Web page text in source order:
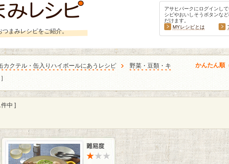
つまみレシピをご紹介。
アサヒパークにログインし
シピやおいしそうボタンな
だけます。
MYレシピとは
カクテル・缶入りハイボールにあうレシピ
野菜・豆類・キ
かんたん順
中 ]